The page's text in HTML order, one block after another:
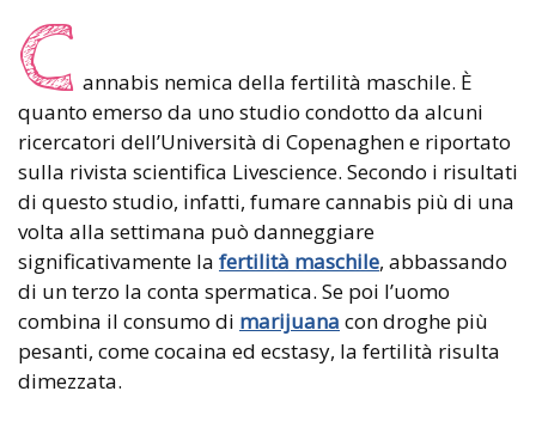
C annabis nemica della fertilità maschile. È
quanto emerso da uno studio condotto da alcuni
ricercatori dell’Università di Copenaghen e riportato
sulla rivista scientifica Livescience. Secondo i risultati
di questo studio, infatti, fumare cannabis più di una
volta alla settimana può danneggiare
significativamente la fertilità maschile, abbassando
di un terzo la conta spermatica. Se poi l’uomo
combina il consumo di marijuana con droghe più
pesanti, come cocaina ed ecstasy, la fertilità risulta
dimezzata.